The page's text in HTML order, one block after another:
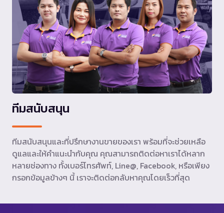
ทีมสนับสนุน
ทีมสนับสนุนและที่ปรึกษางานขายของเรา พร้อมที่จะช่วยเหลือ
ดูแลและให้คำแนะนำกับคุณ คุณสามารถติดต่อหาเราได้หลาก
หลายช่องทาง ทั้งเบอร์โทรศัพท์, Line@, Facebook, หรือเพียง
กรอกข้อมูลข้างๆ นี้ เราจะติดต่อกลับหาคุณโดยเร็วที่สุด